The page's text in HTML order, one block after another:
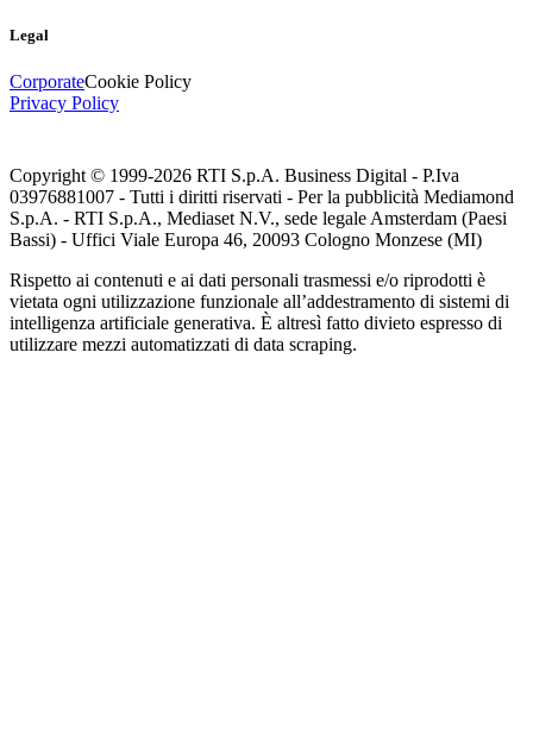
Legal
CorporateCookie Policy
Privacy Policy
Copyright © 1999-2026 RTI S.p.A. Business Digital - P.Iva
03976881007 - Tutti i diritti riservati - Per la pubblicità Mediamond
S.p.A. - RTI S.p.A., Mediaset N.V., sede legale Amsterdam (Paesi
Bassi) - Uffici Viale Europa 46, 20093 Cologno Monzese (MI)
Rispetto ai contenuti e ai dati personali trasmessi e/o riprodotti è
vietata ogni utilizzazione funzionale all’addestramento di sistemi di
intelligenza artificiale generativa. È altresì fatto divieto espresso di
utilizzare mezzi automatizzati di data scraping.